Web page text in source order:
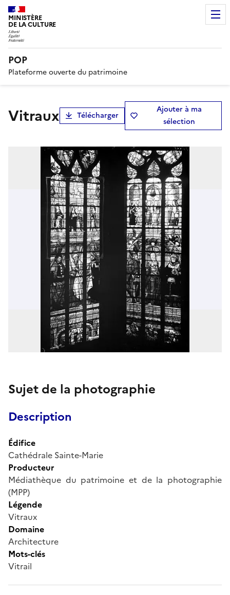
MINISTÈRE
DE LA CULTURE
POP
Plateforme ouverte du patrimoine
Vitraux Télécharger
Ajouter à ma
sélection
Sujet de la photographie
Description
Édifice
Cathédrale Sainte-Marie
Producteur
Médiathèque du patrimoine et de la photographie
(MPP)
Légende
Vitraux
Domaine
Architecture
Mots-clés
Vitrail